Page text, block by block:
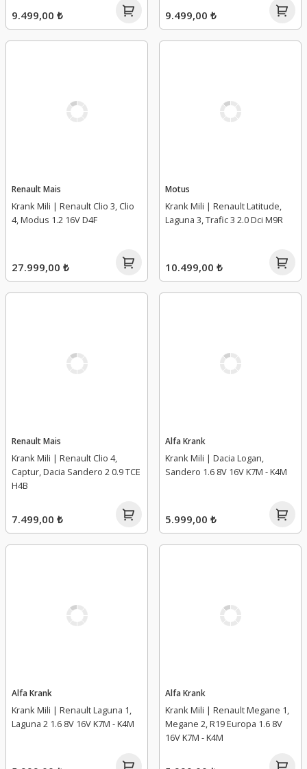
9.499,00 ₺ 9.499,00 ₺
Renault Mais
Krank Mili | Renault Clio 3, Clio
4, Modus 1.2 16V D4F
27.999,00 ₺
Motus
Krank Mili | Renault Latitude,
Laguna 3, Trafic 3 2.0 Dci M9R
10.499,00 ₺
Renault Mais
Krank Mili | Renault Clio 4,
Captur, Dacia Sandero 2 0.9 TCE
H4B
7.499,00 ₺
Alfa Krank
Krank Mili | Dacia Logan,
Sandero 1.6 8V 16V K7M - K4M
5.999,00 ₺
Alfa Krank
Krank Mili | Renault Laguna 1,
Laguna 2 1.6 8V 16V K7M - K4M
Alfa Krank
Krank Mili | Renault Megane 1,
Megane 2, R19 Europa 1.6 8V
16V K7M - K4M